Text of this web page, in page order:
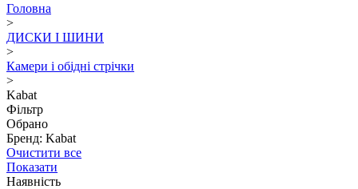
Головна
>
ДИСКИ І ШИНИ
>
Камери і обідні стрічки
>
Kabat
Фільтр
Обрано
Бренд: Kabat
Очистити все
Показати
Наявність